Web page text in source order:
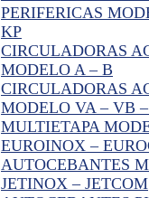
PERIFERICAS
KP
CIRCULADORAS
MODELO A – B
CIRCULADORAS
MODELO VA – VB
MULTIETAPA
EUROINOX –
AUTOCEBANTES
JETINOX – JETCOM